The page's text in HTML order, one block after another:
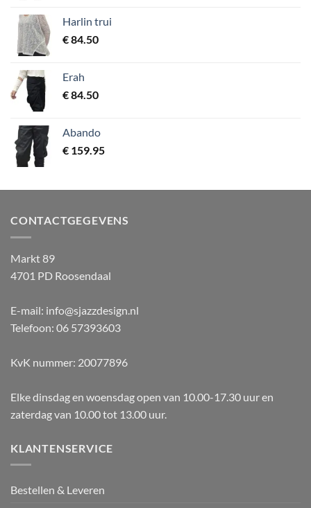
Harlin trui
€84.50
Erah
€84.50
Abando
€ 159.95
CONTACTGEGEVENS
Markt 89
4701 PD Roosendaal
E-mail: info@sjazzdesign.nl
Telefoon: 06 57393603
KvK nummer: 20077896
Elke dinsdag en woensdag open van 10.00-17.30 uur en
zaterdag van 10.00 tot 13.00 uur.
KLANTENSERVICE
Bestellen & Leveren